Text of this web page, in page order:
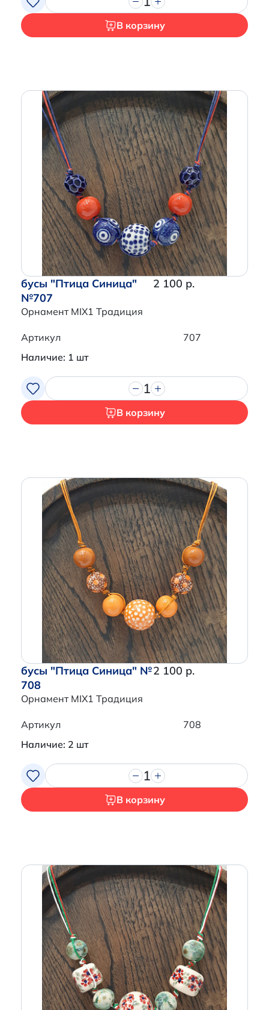
В корзину
бусы "Птица Синица"
№707
Орнамент MIX1 Традиция
2 100 р.
Артикул
707
Наличие: 1 шт
1
В корзину
бусы "Птица Синица" №
708
Орнамент MIX1 Традиция
2 100 р.
Артикул
708
Наличие: 2 шт
1
В корзину